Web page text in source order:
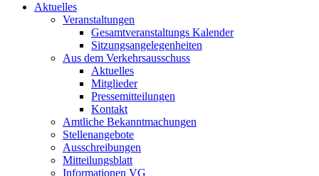
Aktuelles
Veranstaltungen
Gesamtveranstaltungs Kalender
Sitzungsangelegenheiten
Aus dem Verkehrsausschuss
Aktuelles
Mitglieder
Pressemitteilungen
Kontakt
Amtliche Bekanntmachungen
Stellenangebote
Ausschreibungen
Mitteilungsblatt
Informationen VG